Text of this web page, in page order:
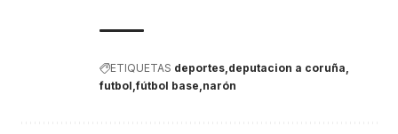
ETIQUETAS deportes deputacion a coruña
futbol fútbol base narón